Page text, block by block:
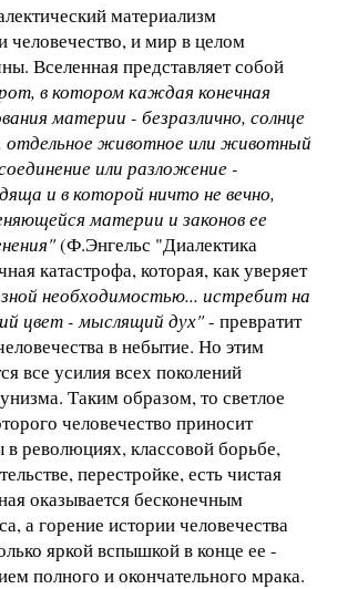
материализм
человечество, и мир в целом
Вселенная представляет собой
в котором каждая конечная
материи - безразлично, солнце
отдельное животное или животный
или разложение -
и в которой ничто не вечно,
материи и законов ее
(Ф.Энгельс "Диалектика
катастрофа, которая, как уверяет
необходимостью... истребит на
цвет - мыслящий дух"- превратит
в небытие. Но этим
все усилия всех поколений
Таким образом, то светлое
человечество приносит
революциях, классовой борьбе,
перестройке, есть чистая
оказывается бесконечным
а горение истории человечества
яркой вспышкой в конце ее -
полного и окончательного мрака.